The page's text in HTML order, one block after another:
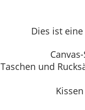
Dies ist
Taschen und